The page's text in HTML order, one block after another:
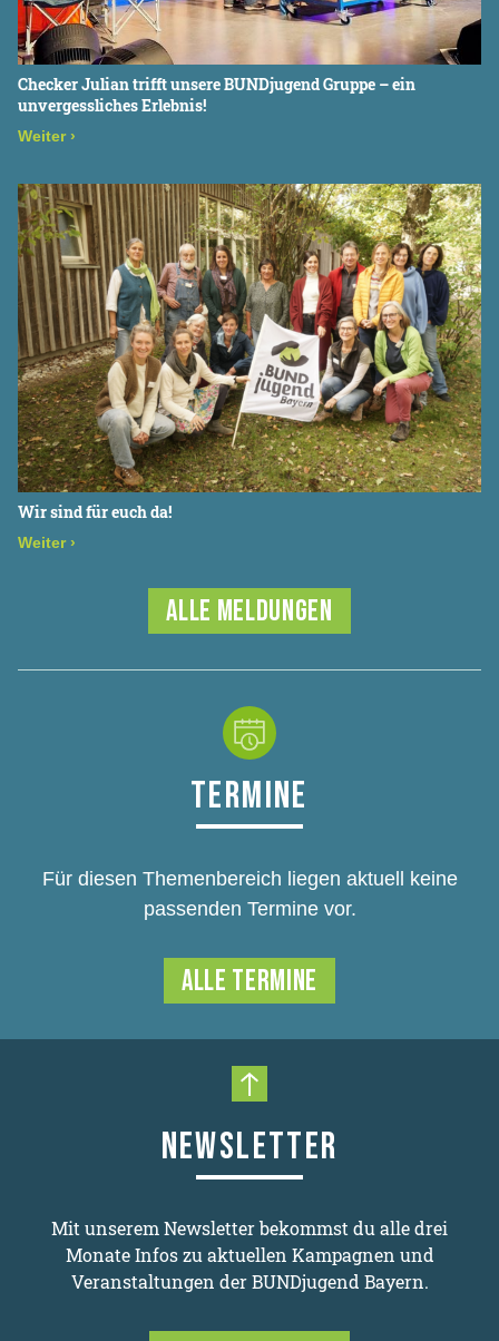
Checker Julian trifft unsere BUNDjugend Gruppe – ein
unvergessliches Erlebnis!
Weiter ›
Wir sind für euch da!
Weiter ›
ALLE MELDUNGEN
TERMINE
Für diesen Themenbereich liegen aktuell keine
passenden Termine vor.
ALLE TERMINE
Nach oben scrollen
NEWSLETTER
Mit unserem Newsletter bekommst du alle drei
Monate Infos zu aktuellen Kampagnen und
Veranstaltungen der BUNDjugend Bayern.